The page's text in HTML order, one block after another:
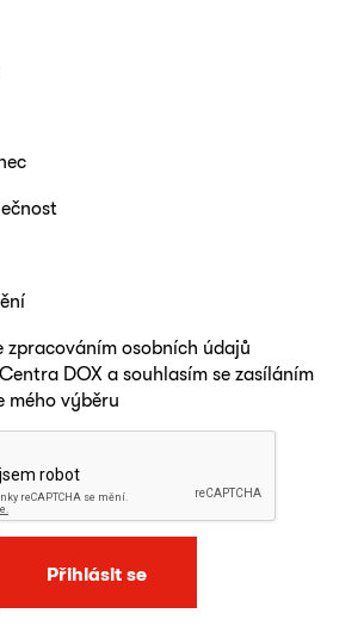
zpracováním osobních údajů
DOX a souhlasím se zasíláním
mého výběru
Přihlásit se